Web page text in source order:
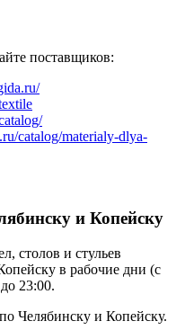
поставщиков:
catalog/materialy-dlya-
и Копейску
столов и стульев
в рабочие дни (с
23:00.
Челябинску и Копейску.